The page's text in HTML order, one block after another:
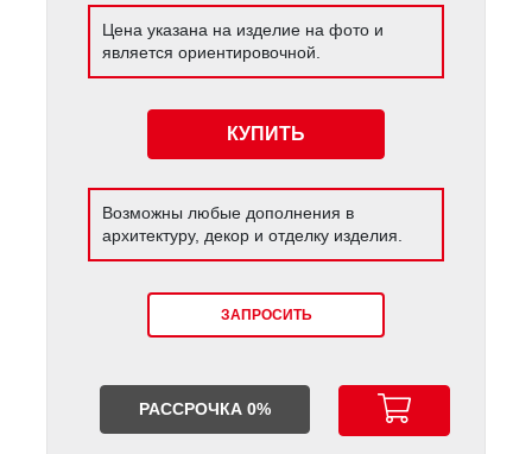
Цена указана на изделие на фото и
является ориентировочной.
КУПИТЬ
Возможны любые дополнения в
архитектуру, декор и отделку изделия.
ЗАПРОСИТЬ
РАССРОЧКА 0%